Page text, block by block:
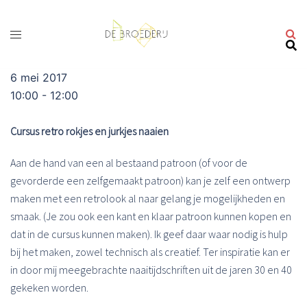
6 mei 2017
10:00 - 12:00
Cursus retro rokjes en jurkjes naaien
Aan de hand van een al bestaand patroon (of voor de
gevorderde een zelfgemaakt patroon) kan je zelf een ontwerp
maken met een retrolook al naar gelang je mogelijkheden en
smaak. (Je zou ook een kant en klaar patroon kunnen kopen en
dat in de cursus kunnen maken). Ik geef daar waar nodig is hulp
bij het maken, zowel technisch als creatief. Ter inspiratie kan er
in door mij meegebrachte naaitijdschriften uit de jaren 30 en 40
gekeken worden.